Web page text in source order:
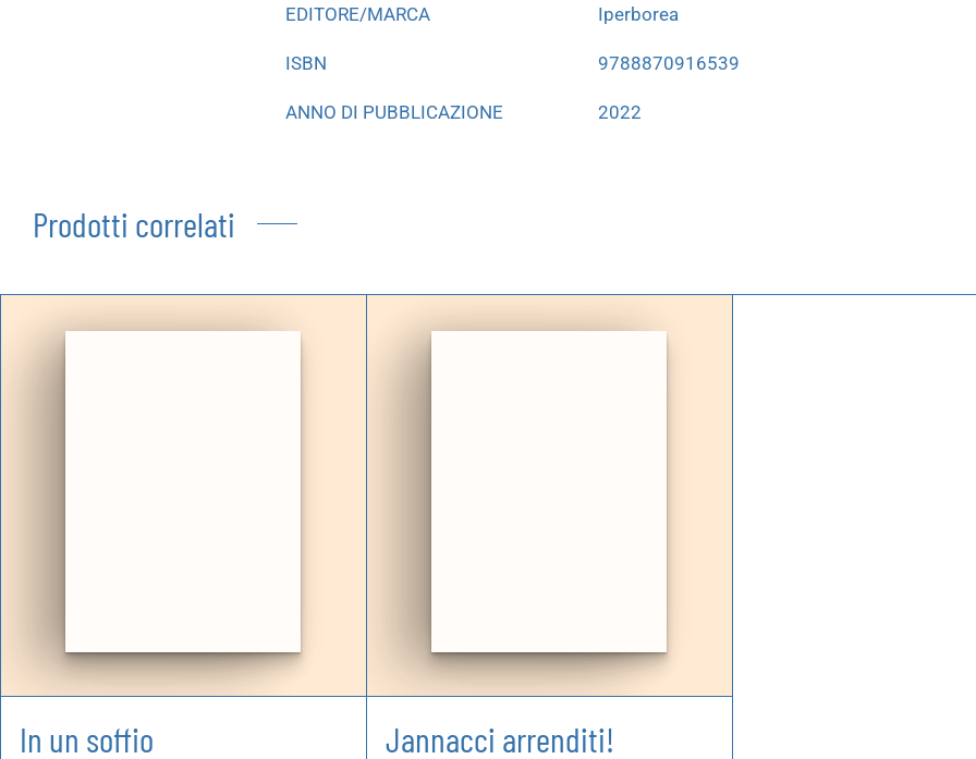
EDITORE/MARCA Iperborea
ISBN 9788870916539
ANNO DI PUBBLICAZIONE 2022
Prodotti correlati
In un soffio
Jannacci arrenditi!